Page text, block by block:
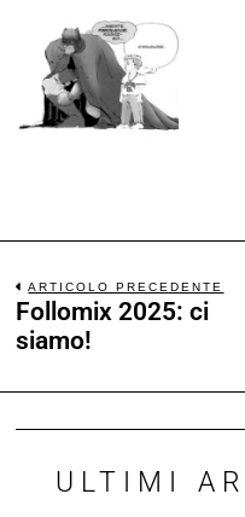
ARTICOLO PRECEDENTE
Follomix 2025: ci
siamo!
ULTIMI